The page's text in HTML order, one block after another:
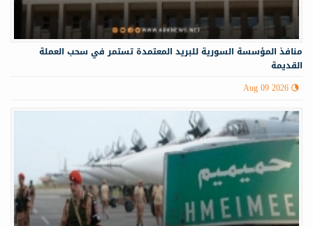
منافذ المؤسسة السورية للبريد المعتمدة تستمر في سحب العملة
القديمة
Aug 09 2026